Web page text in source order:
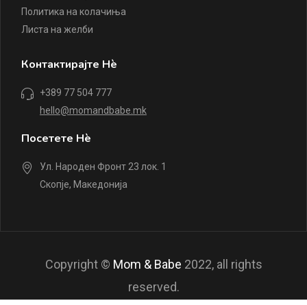
Политика на колачиња
Листа на желби
Контактирајте Нè
+389 77 504 777
hello@momandbabe.mk
Посетете Нè
Ул. Народен Фронт 23 лок. 1
Скопје, Македонија
Copyright © Mom & Babe 2022, all rights
reserved.